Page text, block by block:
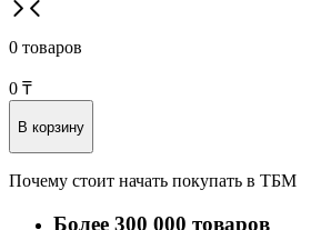
0 товаров
0 ₸
В корзину
Почему стоит начать покупать в ТБМ
Более 300 000 товаров